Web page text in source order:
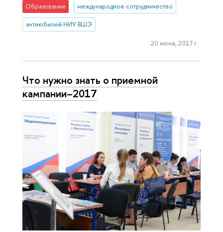
Образование международное сотрудничество
антиюбилей НИУ ВШЭ
20 июня, 2017 г.
Что нужно знать о приемной
кампании–2017